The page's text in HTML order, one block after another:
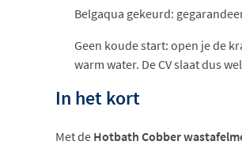
Belgaqua gekeurd:
Geen koude start: open je de
warm water. De CV slaat dus
In het kort
Met de Hotbath Cobber